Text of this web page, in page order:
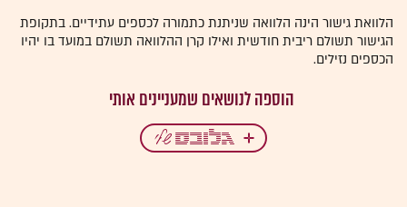
הלוואת גישור הינה הלוואה שניתנת כתמורה לכספים עתידיים. בתקופת
הגישור תשולם ריבית חודשית ואילו קרן ההלוואה תשולם במועד בו יהיו
הכספים נזילים.